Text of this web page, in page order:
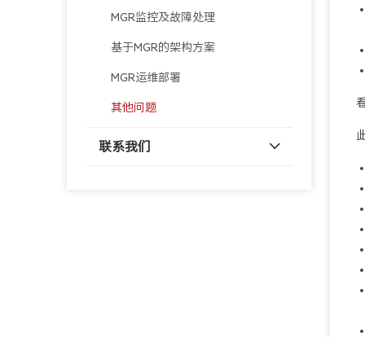
MGR监控及故障处理
基于MGR的架构方案
MGR运维部署
其他问题
联系我们